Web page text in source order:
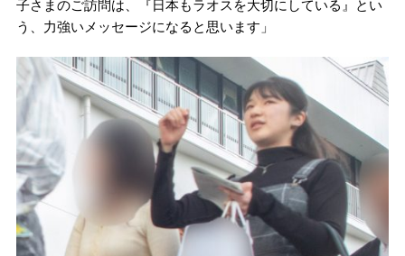
子さまのご訪問は、『日本もラオスを大切にしている』とい
う、力強いメッセージになると思います」